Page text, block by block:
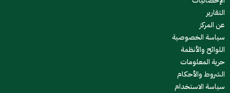
التقارير
عن المركز
سياسة الخصوصية
اللوائح والأنظمة
حرية المعلومات
الشروط والأحكام
سياسة الاستخدام